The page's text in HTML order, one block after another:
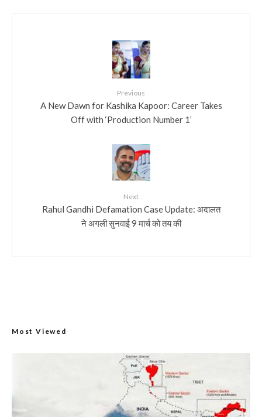
Previous
A New Dawn for Kashika Kapoor: Career Takes
Off with ‘Production Number 1’
Next
Rahul Gandhi Defamation Case Update: अदालत
ने अगली सुनवाई 9 मार्च को तय की
Most Viewed